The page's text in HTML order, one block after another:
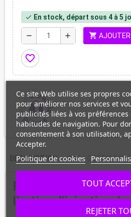
check En stock, départ sous 4 à 5
remove add shopping_cart AJOUTER
favorite_border
DESCRIPTION
Four à chaleur
l'option d'injection de
Ce site Web utilise ses propres
pour améliorer nos services et
publicités liées à vos préférences
habitudes de navigation. Pour
consentement à son utilisation,
Accepter.
Politique de cookies
REJETER
TOUT